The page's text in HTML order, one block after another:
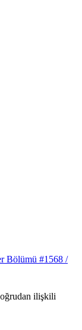
Bölümü #1568 /
ilişkili